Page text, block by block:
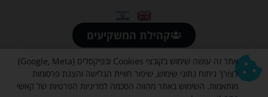
קהילת המשקיעים
אתר זה עושה שימוש בקובצי Cookies ובפיקסלים (Google, Meta)
לצורך ניתוח נתוני שימוש, שיפור חוויית הגלישה והצגת פרסומות
מותאמות. השימוש באתר מהווה הסכמה למדיניות הפרטיות של קאשי